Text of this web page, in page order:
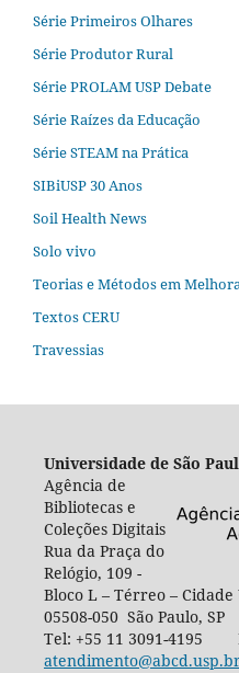
Série Primeiros Olhares
Série Produtor Rural
Série PROLAM USP Debate
Série Raízes da Educação
Série STEAM na Prática
SIBiUSP 30 Anos
Soil Health News
Solo vivo
Teorias e Métodos em
Textos CERU
Travessias
Universidade de São
Agência de
Bibliotecas e
Coleções Digitais
Rua da Praça do
Relógio, 109 -
Bloco L – Térreo –
05508-050 São Paulo,
Tel: +55 11 3091-4195